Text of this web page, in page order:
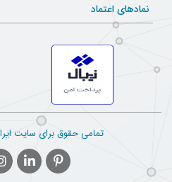
بهترین تولید کننده های سیم و
دامنه حرارتی در حالت خم شو
این مشخصه مربوط به دامنه
که محصول می‌تواند در آن قرار
کاری، محصولی با دامنه حرارتی
نمادهای اعتماد
تمامی حقوق برای سایت